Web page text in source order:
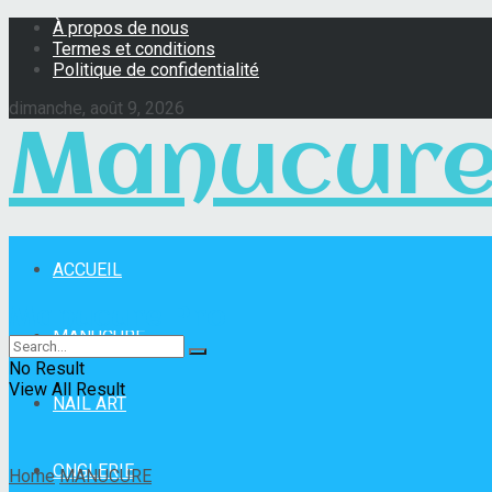
À propos de nous
Termes et conditions
Politique de confidentialité
dimanche, août 9, 2026
ACCUEIL
MANUCURE
NAIL ART
ONGLERIE
No Result
View All Result
Home MANUCURE